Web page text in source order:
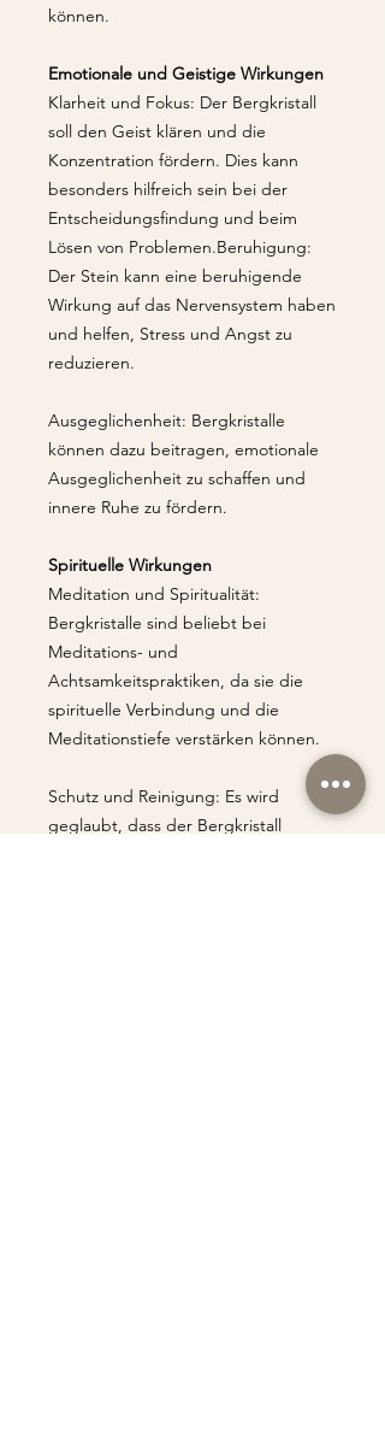
können.
Emotionale und Geistige Wirkungen
Klarheit und Fokus: Der Bergkristall
soll den Geist klären und die
Konzentration fördern. Dies kann
besonders hilfreich sein bei der
Entscheidungsfindung und beim
Lösen von Problemen.Beruhigung:
Der Stein kann eine beruhigende
Wirkung auf das Nervensystem haben
und helfen, Stress und Angst zu
reduzieren.
Ausgeglichenheit: Bergkristalle
können dazu beitragen, emotionale
Ausgeglichenheit zu schaffen und
innere Ruhe zu fördern.
Spirituelle Wirkungen
Meditation und Spiritualität:
Bergkristalle sind beliebt bei
Meditations- und
Achtsamkeitspraktiken, da sie die
spirituelle Verbindung und die
Meditationstiefe verstärken können.
Schutz und Reinigung: Es wird
geglaubt, dass der Bergkristall